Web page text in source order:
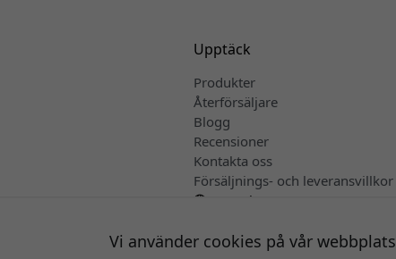
Upptäck
Produkter
Återförsäljare
Blogg
Recensioner
Kontakta oss
Försäljnings- och leveransvillkor
Svenska
Vi använder cookies på vår webbplats